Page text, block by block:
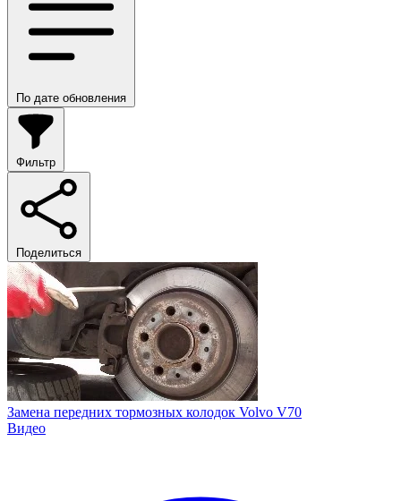
По дате обновления
Фильтр
Поделиться
Замена передних тормозных колодок Volvo V70
Видео